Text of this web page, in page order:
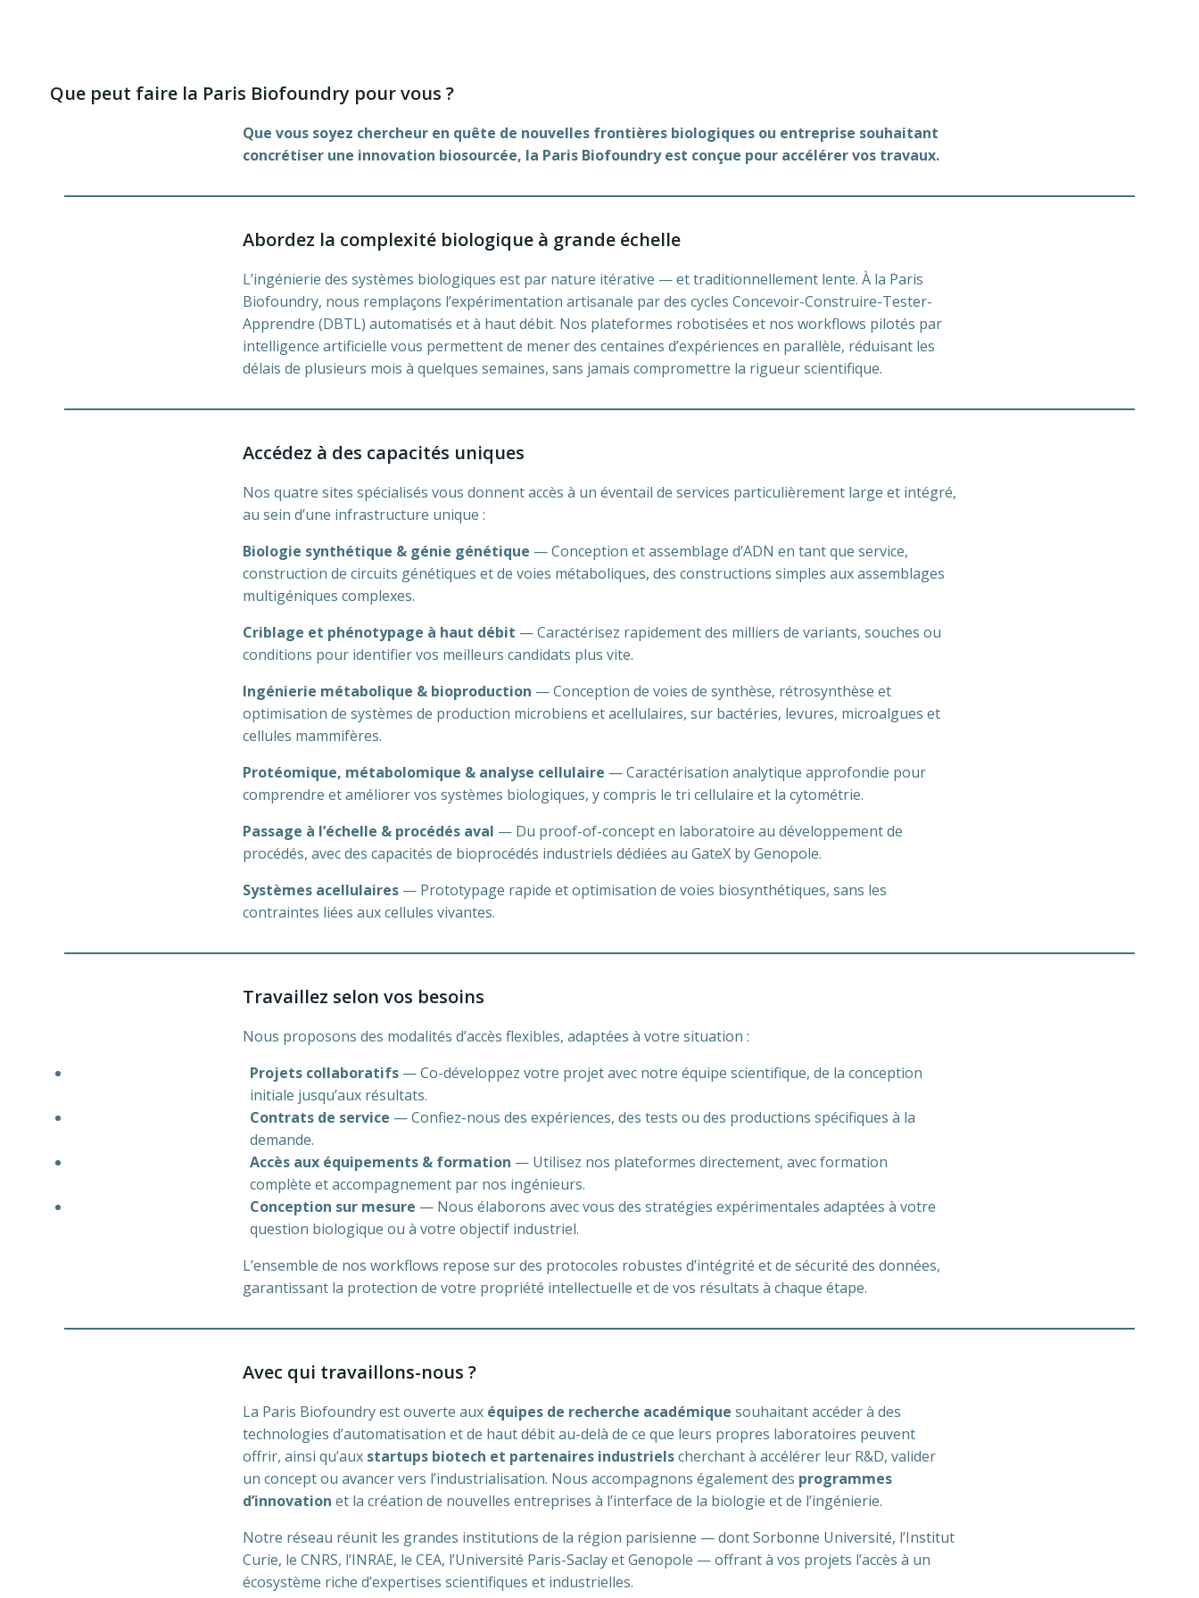
Que peut faire la Paris Biofoundry pour vous ?
Que vous soyez chercheur en quête de nouvelles frontières biologiques ou entreprise souhaitant
concrétiser une innovation biosourcée, la Paris Biofoundry est conçue pour accélérer vos travaux.
Abordez la complexité biologique à grande échelle
L’ingénierie des systèmes biologiques est par nature itérative — et traditionnellement lente. À la Paris
Biofoundry, nous remplaçons l’expérimentation artisanale par des cycles Concevoir-Construire-Tester-
Apprendre (DBTL) automatisés et à haut débit. Nos plateformes robotisées et nos workflows pilotés par
intelligence artificielle vous permettent de mener des centaines d’expériences en parallèle, réduisant les
délais de plusieurs mois à quelques semaines, sans jamais compromettre la rigueur scientifique.
Accédez à des capacités uniques
Nos quatre sites spécialisés vous donnent accès à un éventail de services particulièrement large et intégré,
au sein d’une infrastructure unique :
Biologie synthétique & génie génétique — Conception et assemblage d’ADN en tant que service,
construction de circuits génétiques et de voies métaboliques, des constructions simples aux assemblages
multigéniques complexes.
Criblage et phénotypage à haut débit — Caractérisez rapidement des milliers de variants, souches ou
conditions pour identifier vos meilleurs candidats plus vite.
Ingénierie métabolique & bioproduction — Conception de voies de synthèse, rétrosynthèse et
optimisation de systèmes de production microbiens et acellulaires, sur bactéries, levures, microalgues et
cellules mammifères.
Protéomique, métabolomique & analyse cellulaire — Caractérisation analytique approfondie pour
comprendre et améliorer vos systèmes biologiques, y compris le tri cellulaire et la cytométrie.
Passage à l’échelle & procédés aval — Du proof-of-concept en laboratoire au développement de
procédés, avec des capacités de bioprocédés industriels dédiées au GateX by Genopole.
Systèmes acellulaires — Prototypage rapide et optimisation de voies biosynthétiques, sans les
contraintes liées aux cellules vivantes.
Travaillez selon vos besoins
Nous proposons des modalités d’accès flexibles, adaptées à votre situation :
Projets collaboratifs — Co-développez votre projet avec notre équipe scientifique, de la conception
initiale jusqu’aux résultats.
Contrats de service — Confiez-nous des expériences, des tests ou des productions spécifiques à la
demande.
Accès aux équipements & formation — Utilisez nos plateformes directement, avec formation
complète et accompagnement par nos ingénieurs.
Conception sur mesure — Nous élaborons avec vous des stratégies expérimentales adaptées à votre
question biologique ou à votre objectif industriel.
L’ensemble de nos workflows repose sur des protocoles robustes d’intégrité et de sécurité des données,
garantissant la protection de votre propriété intellectuelle et de vos résultats à chaque étape.
Avec qui travaillons-nous ?
La Paris Biofoundry est ouverte aux équipes de recherche académique souhaitant accéder à des
technologies d’automatisation et de haut débit au-delà de ce que leurs propres laboratoires peuvent
offrir, ainsi qu’aux startups biotech et partenaires industrielscherchant à accélérer leur R&D, valider
un concept ou avancer vers l’industrialisation. Nous accompagnons également des programmes
d’innovation et la création de nouvelles entreprises à l’interface de la biologie et de l’ingénierie.
Notre réseau réunit les grandes institutions de la région parisienne — dont Sorbonne Université, l’Institut
Curie, le CNRS, l’INRAE, le CEA, l’Université Paris-Saclay et Genopole — offrant à vos projets l’accès à un
écosystème riche d’expertises scientifiques et industrielles.